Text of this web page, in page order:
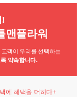
!
맨플라워
객이 우리를 선택하는
약속합니다.
에 혜택을 더하다+